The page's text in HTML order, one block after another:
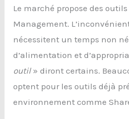
Le marché propose des
Management.
nécessitent un temps non
d’alimentation et
outil» diront certains.
optent pour les outils déjà
environnement comme